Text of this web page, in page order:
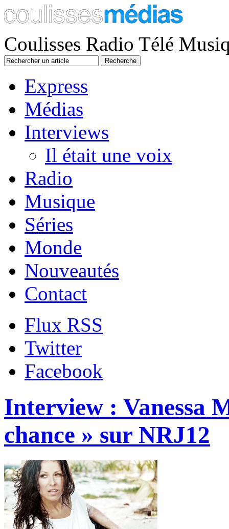
Coulisses Radio Télé
Express
Médias
Interviews
Il était une voix
Radio
Musique
Séries
Monde
Nouveautés
Contact
Flux RSS
Twitter
Facebook
Interview : Vanessa
chance » sur NRJ12